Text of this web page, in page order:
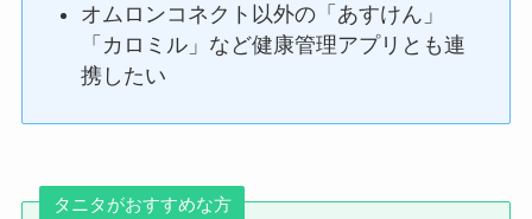
オムロンコネクト以外の「あすけん」
「カロミル」など健康管理アプリとも連
携したい
タニタがおすすめな方